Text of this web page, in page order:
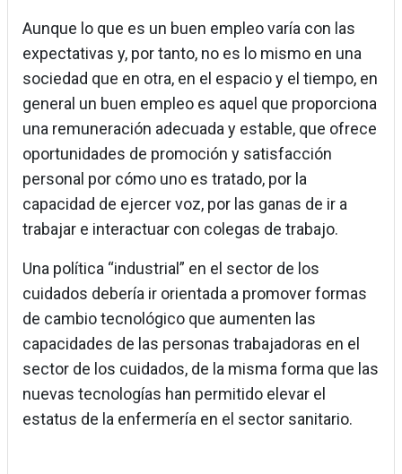
Aunque lo que es un buen empleo varía con las
expectativas y, por tanto, no es lo mismo en una
sociedad que en otra, en el espacio y el tiempo, en
general un buen empleo es aquel que proporciona
una remuneración adecuada y estable, que ofrece
oportunidades de promoción y satisfacción
personal por cómo uno es tratado, por la
capacidad de ejercer voz, por las ganas de ir a
trabajar e interactuar con colegas de trabajo.
Una política “industrial” en el sector de los
cuidados debería ir orientada a promover formas
de cambio tecnológico que aumenten las
capacidades de las personas trabajadoras en el
sector de los cuidados, de la misma forma que las
nuevas tecnologías han permitido elevar el
estatus de la enfermería en el sector sanitario.